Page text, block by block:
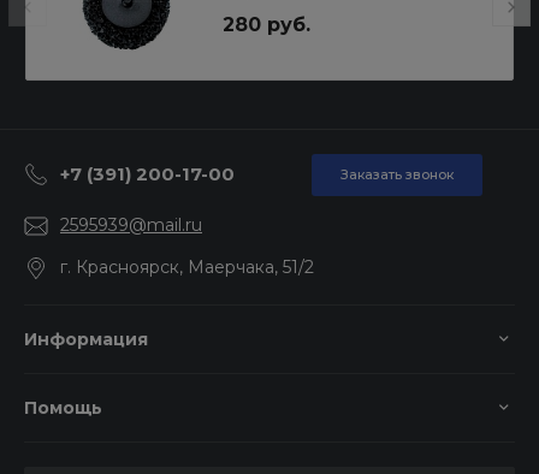
280 руб.
+7 (391) 200-17-00 Заказать звонок
2595939@mail.ru
г. Красноярск, Маерчака, 51/2
Информация
Помощь